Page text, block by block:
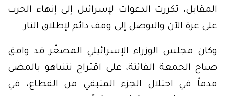
المقابل، تكررت الدعوات لإسرائيل إلى إنهاء الحرب
على غزة الآن والتوصل إلى وقف دائم لإطلاق النار.
وكان مجلس الوزراء الإسرائيلي المصغّر قد وافق
صباح الجمعة الفائتة، على اقتراح نتنياهو بالمضي
قدماً في احتلال الجزء المتبقي من القطاع، في